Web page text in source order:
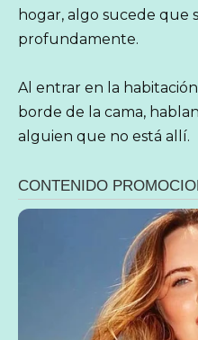
hogar, algo sucede que
profundamente.
Al entrar en la
borde de la cama,
alguien que no está allí.